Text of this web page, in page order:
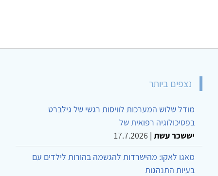
נצפים ביותר
מודל שלוש המערכות לוויסות רגשי של גילברט
בפסיכולוגיה רפואית של
יששכר עשת |
17.7.2026
מאגו לאקו: מהישרדות להגשמה בהורות לילדים עם
בעיות התנהגות